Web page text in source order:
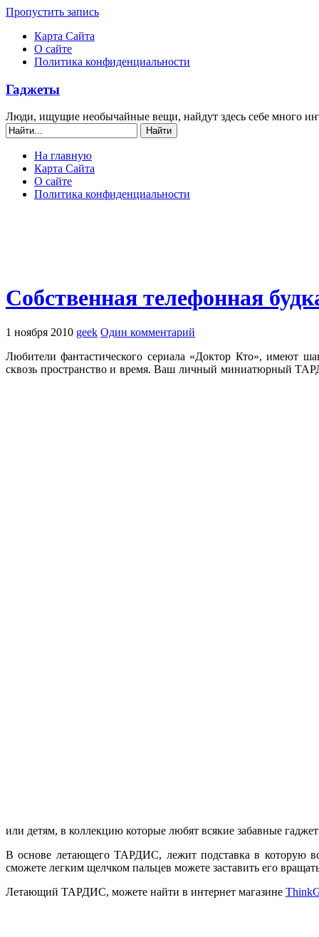
Пропустить запись
Карта Сайта
О сайте
Политика конфиденциальности
Гаджеты
Люди, ищущие необычайные вещи, найдут здесь себе много
На главную
Карта Сайта
О сайте
Политика конфиденциальности
Собственная телефонная
1 ноября 2010 geek Один комментарий
Любители фантастического сериала «Доктор Кто», имеют
сквозь пространство и время. Ваш личный миниатюрный
или детям, в коллекцию которые любят всякие забавные
В основе летающего ТАРДИС, лежит подставка в которую
сможете легким щелчком пальцев можете заставить его
Летающий ТАРДИС, можете найти в интернет магазине